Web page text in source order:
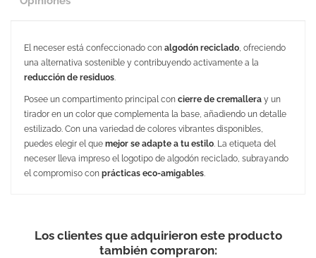
El neceser está confeccionado con algodón reciclado, ofreciendo
una alternativa sostenible y contribuyendo activamente a la
reducción de residuos.
Posee un compartimento principal con cierre de cremallera y un
tirador en un color que complementa la base, añadiendo un detalle
estilizado. Con una variedad de colores vibrantes disponibles,
puedes elegir el que mejor se adapte a tu estilo . La etiqueta del
neceser lleva impreso el logotipo de algodón reciclado, subrayando
el compromiso con prácticas eco-amigables
Los clientes que adquirieron este producto
también compraron: